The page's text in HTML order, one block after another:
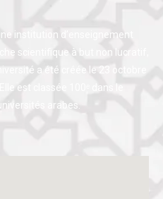
institution d’enseignement
scientifique à but non lucratif,
a été créée le 23 octobre
est classée 100ᵉ dans le
arabes.